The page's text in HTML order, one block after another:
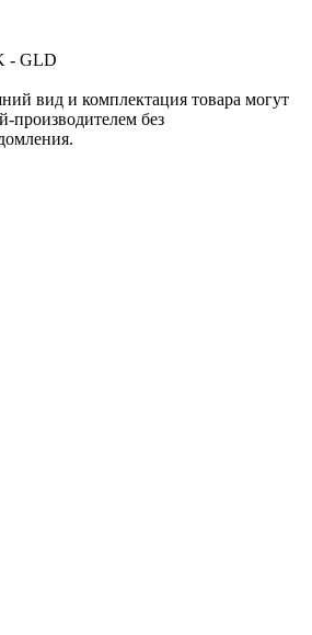
- GLD
вид и комплектация товара могут
производителем без